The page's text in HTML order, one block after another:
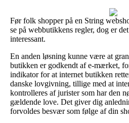
Før folk shopper på en String
se på webbutikkens regler, dog er
interessant.
En anden løsning kunne være at
butikken er godkendt af e-mærket,
indikator for at internet butikken
danske lovgivning, tillige med at
kontrolleres af jurister som har den
gældende love. Det giver dig
forvoldes besvær som følge af din